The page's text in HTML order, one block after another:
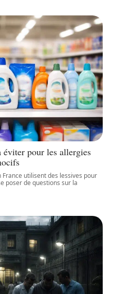
éviter pour les allergies
utilisent des lessives pour
poser de questions sur la